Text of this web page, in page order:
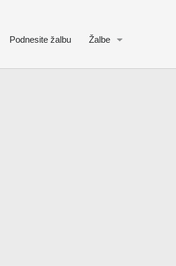
Podnesite žalbu Žalbe